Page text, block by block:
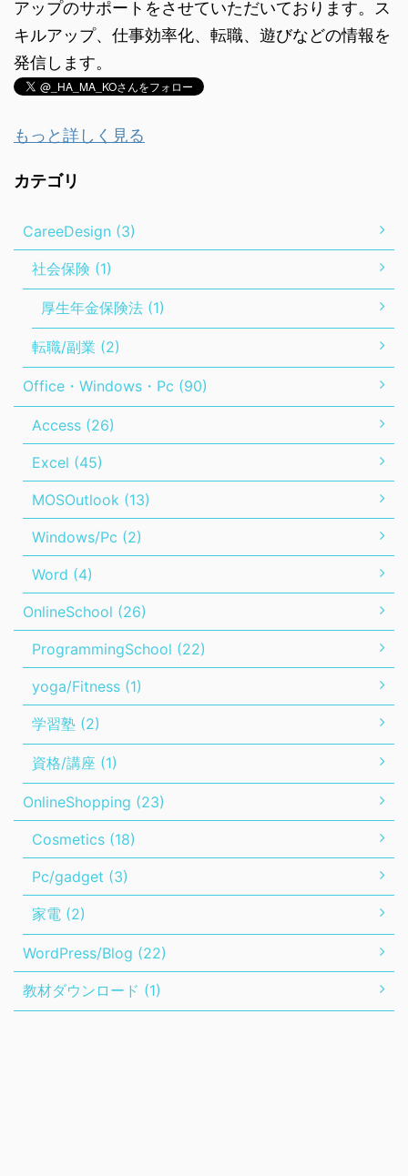
アップのサポートをさせていただいております。ス
キルアップ、仕事効率化、転職、遊びなどの情報を
発信します。
もっと詳しく見る
カテゴリ
CareeDesign (3)
社会保険 (1)
厚生年金保険法 (1)
転職/副業 (2)
Office・Windows・Pc (90)
Access (26)
Excel (45)
MOSOutlook (13)
Windows/Pc (2)
Word (4)
OnlineSchool (26)
ProgrammingSchool (22)
yoga/Fitness (1)
学習塾 (2)
資格/講座 (1)
OnlineShopping (23)
Cosmetics (18)
Pc/gadget (3)
家電 (2)
WordPress/Blog (22)
教材ダウンロード (1)